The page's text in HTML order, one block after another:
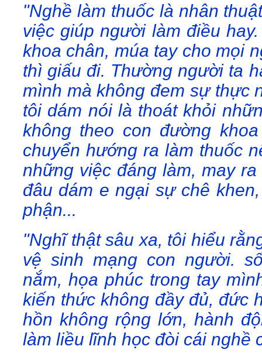
"Nghề làm thuốc là nhân
việc giúp người làm điều
khoa chân, múa tay cho mọi
thì giấu đi. Thường người ta
mình mà không đem sự thực
tôi dám nói là thoát khỏi
không theo con đường
chuyển hướng ra làm thuốc
những việc đáng làm, may
đâu dám e ngại sự chê
phận...
"Nghĩ thật sâu xa, tôi hiểu
vệ sinh mạng con người.
nắm, họa phúc trong tay
kiến thức không đầy đủ, đức
hồn không rộng lớn, hành
làm liều lĩnh học đòi cái nghề